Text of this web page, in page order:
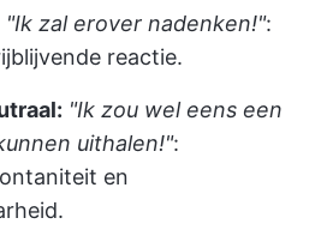
"Ik zal erover nadenken!":
reactie.
"Ik zou wel eens een
uithalen!":
en